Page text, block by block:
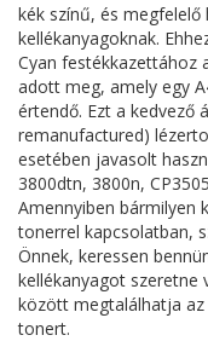
kék színű, és
kellékanyagoknak.
Cyan festékkazettához
adott meg, amely egy
értendő. Ezt a kedvező
remanufactured)
esetében javasolt
3800dtn, 3800n,
Amennyiben bármilyen
tonerrel kapcsolatban,
Önnek, keressen
kellékanyagot szeretne
között megtalálhatja az
tonert.